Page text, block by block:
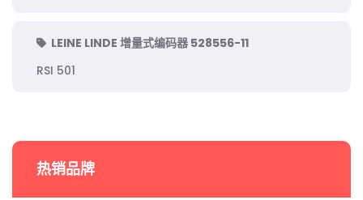
LEINE LINDE 增量式编码器 528556-11
RSI 501
热销品牌